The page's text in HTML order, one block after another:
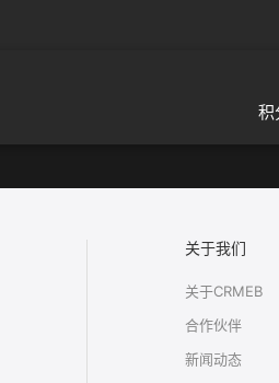
积
关于我们
关于CRMEB
合作伙伴
新闻动态